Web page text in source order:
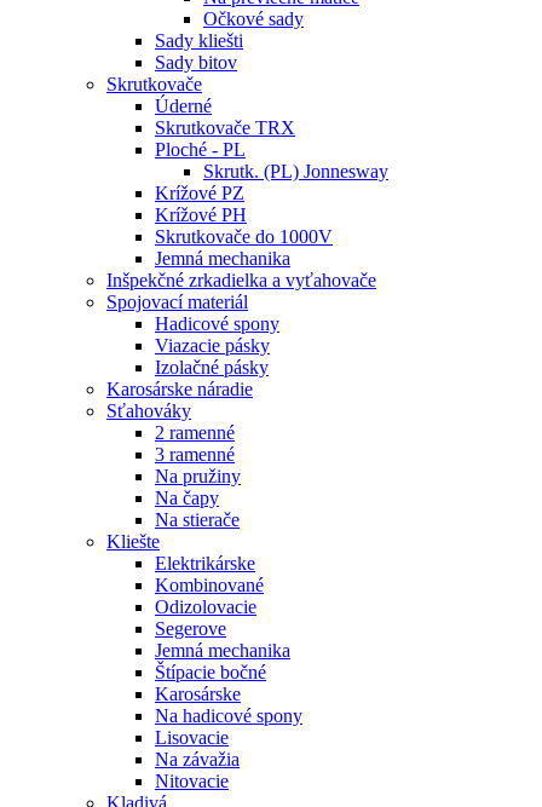
Očkové sady
Sady kliešti
Sady bitov
Skrutkovače
Úderné
Skrutkovače TRX
Ploché - PL
Skrutk. (PL) Jonnesway
Krížové PZ
Krížové PH
Skrutkovače do 1000V
Jemná mechanika
Inšpekčné zrkadielka a vyťahovače
Spojovací materiál
Hadicové spony
Viazacie pásky
Izolačné pásky
Karosárske náradie
Sťahováky
2 ramenné
3 ramenné
Na pružiny
Na čapy
Na stierače
Kliešte
Elektrikárske
Kombinované
Odizolovacie
Segerove
Jemná mechanika
Štípacie bočné
Karosárske
Na hadicové spony
Lisovacie
Na závažia
Nitovacie